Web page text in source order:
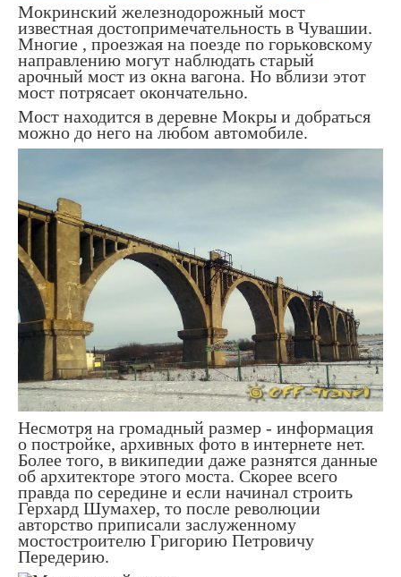
Мокринский железнодорожный мост
известная достопримечательность в Чувашии.
Многие , проезжая на поезде по горьковскому
направлению могут наблюдать старый
арочный мост из окна вагона. Но вблизи этот
мост потрясает окончательно.
Мост находится в деревне Мокры и добраться
можно до него на любом автомобиле.
Несмотря на громадный размер - информация
о постройке, архивных фото в интернете нет.
Более того, в википедии даже разнятся данные
об архитекторе этого моста. Скорее всего
правда по середине и если начинал строить
Герхард Шумахер, то после революции
авторство приписали заслуженному
мостостроителю Григорию Петровичу
Передерию.